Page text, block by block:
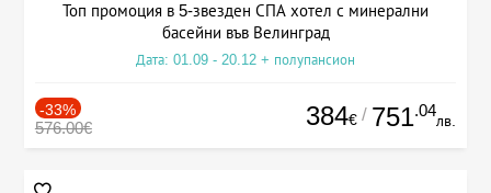
Топ промоция в 5-звезден СПА хотел с минерални
басейни във Велинград
Дата: 01.09 - 20.12 + полупансион
-33%
576.00€ 384€ / 751.04
лв.